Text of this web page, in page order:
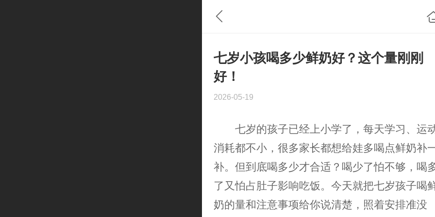
七岁小孩喝多少鲜奶好？这个量刚刚
好！
2026-05-19
七岁的孩子已经上小学了，每天学习、运
消耗都不小，很多家长都想给娃多喝点鲜奶补
补。但到底喝多少才合适？喝少了怕不够，喝
了又怕占肚子影响吃饭。今天就把七岁孩子喝
奶的量和注意事项给你说清楚，照着安排准没